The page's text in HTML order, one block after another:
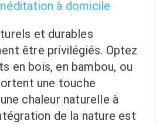
à domicile
et durables
être privilégiés. Optez
en bois, en bambou, ou
une touche
chaleur naturelle à
de la nature est